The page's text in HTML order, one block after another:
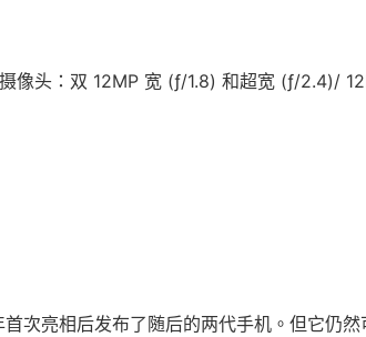
头：双 12MP 宽 (ƒ/1.8) 和超宽 (ƒ/2.4)/
次亮相后发布了随后的两代手机。但它仍